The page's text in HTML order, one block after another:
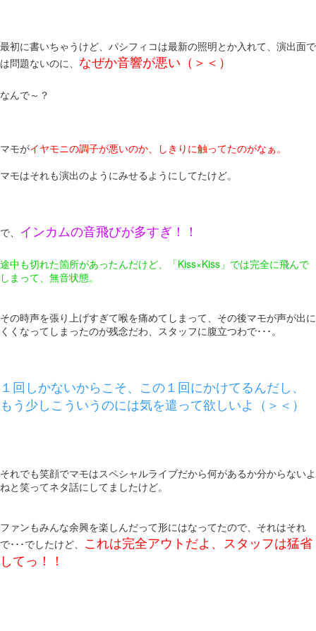
最初に書いちゃうけど、パシフィコは最新の照明とか入れて、演出面で
は問題ないのに、 なぜか音響が悪い（＞＜）
なんで～？
マモがイヤモニの調子が悪いのか、しきりに触ってたのがなぁ。
マモはそれも演出のようにみせるようにしてたけど。
で、 インカムの音飛びが多すぎ！！
途中も切れた箇所があったんだけど、「Kiss×Kiss」では完全に飛んで
しまって、無音状態。
その時声を張り上げすぎて喉を痛めてしまって、その後マモが声が出に
くくなってしまったのが残念だわ、スタッフに腹立つわで･･･。
１回しかないからこそ、この１回にかけてるんだし、
もう少しこういうのには気を遣って欲しいよ（＞＜）
それでも笑顔でマモはスペシャルライブだから何があるか分からないよ
ねと笑ってネタ話にしてましたけど。
ファンもみんな余興を楽しんだって形にはなってたので、それはそれ
で･･･でしたけど、 これは完全アウトだよ、スタッフは猛省
してっ！！